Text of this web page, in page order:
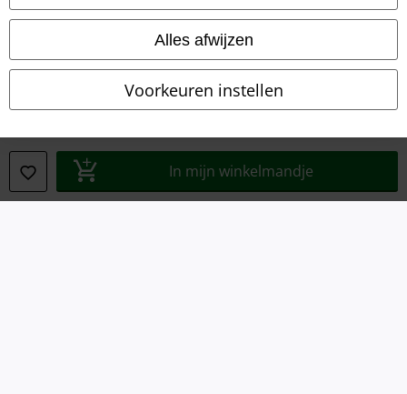
Alles afwijzen
Voorkeuren instellen
In mijn winkelmandje
Legal
Privacyverklaring
Verklaring van conformiteit